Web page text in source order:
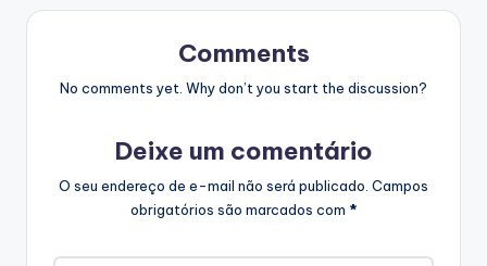
Comments
No comments yet. Why don’t you start the discussion?
Deixe um comentário
O seu endereço de e-mail não será publicado. Campos
obrigatórios são marcados com *